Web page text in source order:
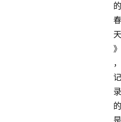
的
春
天
》
，
记
录
的
是